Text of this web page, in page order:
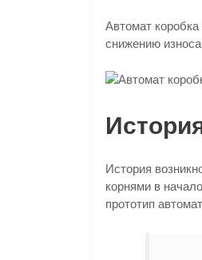
Автомат
снижению
История
корнями в
прототип